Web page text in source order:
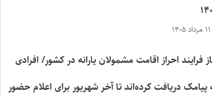
۱۱ مرداد ۱۴۰۵
فرایند احراز اقامت مشمولان یارانه در کشور/ افرادی
پیامک دریافت کرده‌اند تا آخر شهریور برای اعلام حضور